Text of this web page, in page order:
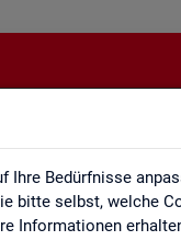
Ihre Bedürfnisse
bitte selbst, welche
Informationen